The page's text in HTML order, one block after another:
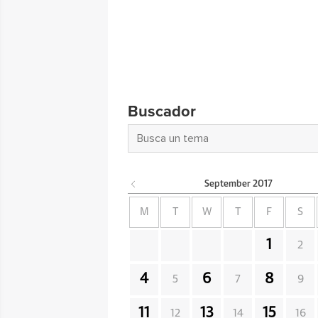
Buscador
September 2017
M W F S
1 2
4 5 6 7 8 9
11 12 13 14 15 16